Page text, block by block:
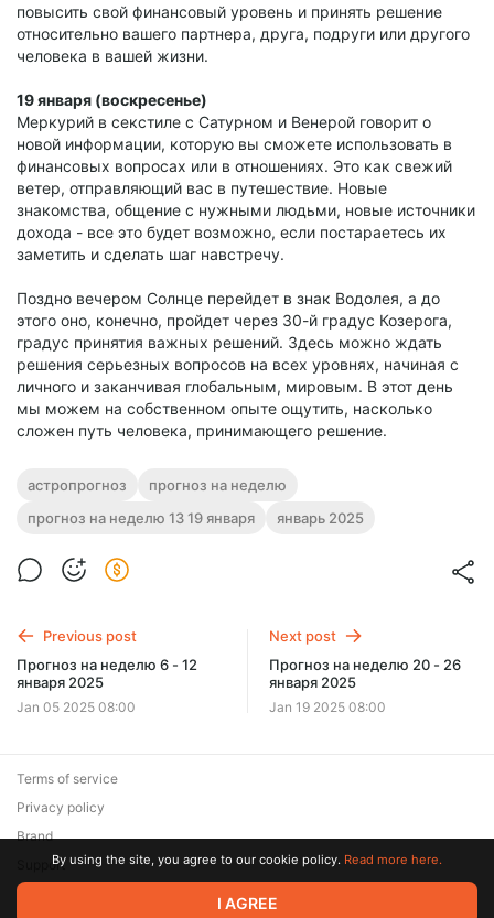
повысить свой финансовый уровень и принять решение
относительно вашего партнера, друга, подруги или другого
человека в вашей жизни.
19 января (воскресенье)
Меркурий в секстиле с Сатурном и Венерой говорит о
новой информации, которую вы сможете использовать в
финансовых вопросах или в отношениях. Это как свежий
ветер, отправляющий вас в путешествие. Новые
знакомства, общение с нужными людьми, новые источники
дохода - все это будет возможно, если постараетесь их
заметить и сделать шаг навстречу.
Поздно вечером Солнце перейдет в знак Водолея, а до
этого оно, конечно, пройдет через 30-й градус Козерога,
градус принятия важных решений. Здесь можно ждать
решения серьезных вопросов на всех уровнях, начиная с
личного и заканчивая глобальным, мировым. В этот день
мы можем на собственном опыте ощутить, насколько
сложен путь человека, принимающего решение.
астропрогноз
прогноз на неделю
прогноз на неделю 13 19 января
январь 2025
Previous post
Прогноз на неделю 6 - 12
января 2025
Jan 05 2025 08:00
Next post
Прогноз на неделю 20 - 26
января 2025
Jan 19 2025 08:00
© 2026 Zaya Solutions Limited. All rights reserved. All trademarks
Terms of service
Privacy policy
Brand
SupportBy using the site, you agree to our cookie policy. Read more here.
I AGREE